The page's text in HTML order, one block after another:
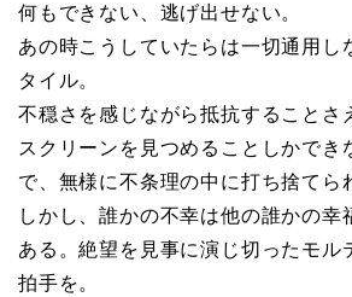
何もできない、逃げ出せない。
あの時こうしていたらは一切通用し
タイル。
不穏さを感じながら抵抗することさ
スクリーンを見つめることしかでき
で、無様に不条理の中に打ち捨てら
しかし、誰かの不幸は他の誰かの幸
ある。絶望を見事に演じ切ったモル
拍手を。